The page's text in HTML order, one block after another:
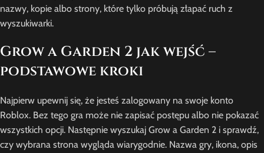
nazwy, kopie albo strony, które tylko próbują złapać ruch z
wyszukiwarki.
Grow a Garden 2 jak wejść –
podstawowe kroki
Najpierw upewnij się, że jesteś zalogowany na swoje konto
Roblox. Bez tego gra może nie zapisać postępu albo nie pokazać
wszystkich opcji. Następnie wyszukaj Grow a Garden 2 i sprawdź,
czy wybrana strona wygląda wiarygodnie. Nazwa gry, ikona, opis